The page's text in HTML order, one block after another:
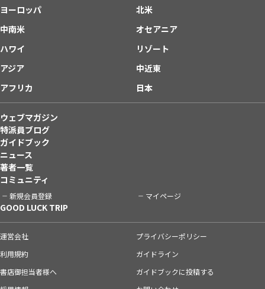
ヨーロッパ
北米
中南米
オセアニア
ハワイ
リゾート
アジア
中近東
アフリカ
日本
ウェブマガジン
特派員ブログ
ガイドブック
ニュース
著者一覧
コミュニティ
新規会員登録 マイページ
GOOD LUCK TRIP
運営会社
プライバシーポリシー
利用規約
ガイドライン
書店御担当者様へ
ガイドブックに投稿する